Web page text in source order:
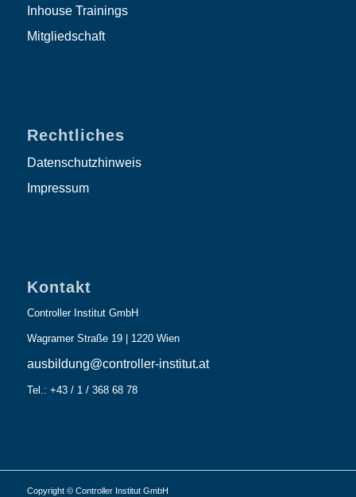
Inhouse Trainings
Mitgliedschaft
Rechtliches
Datenschutzhinweis
Impressum
Kontakt
Controller Institut GmbH
Wagramer Straße 19 | 1220 Wien
ausbildung@controller-institut.at
Tel.: +43 / 1 / 368 68 78
Copyright © Controller Institut GmbH